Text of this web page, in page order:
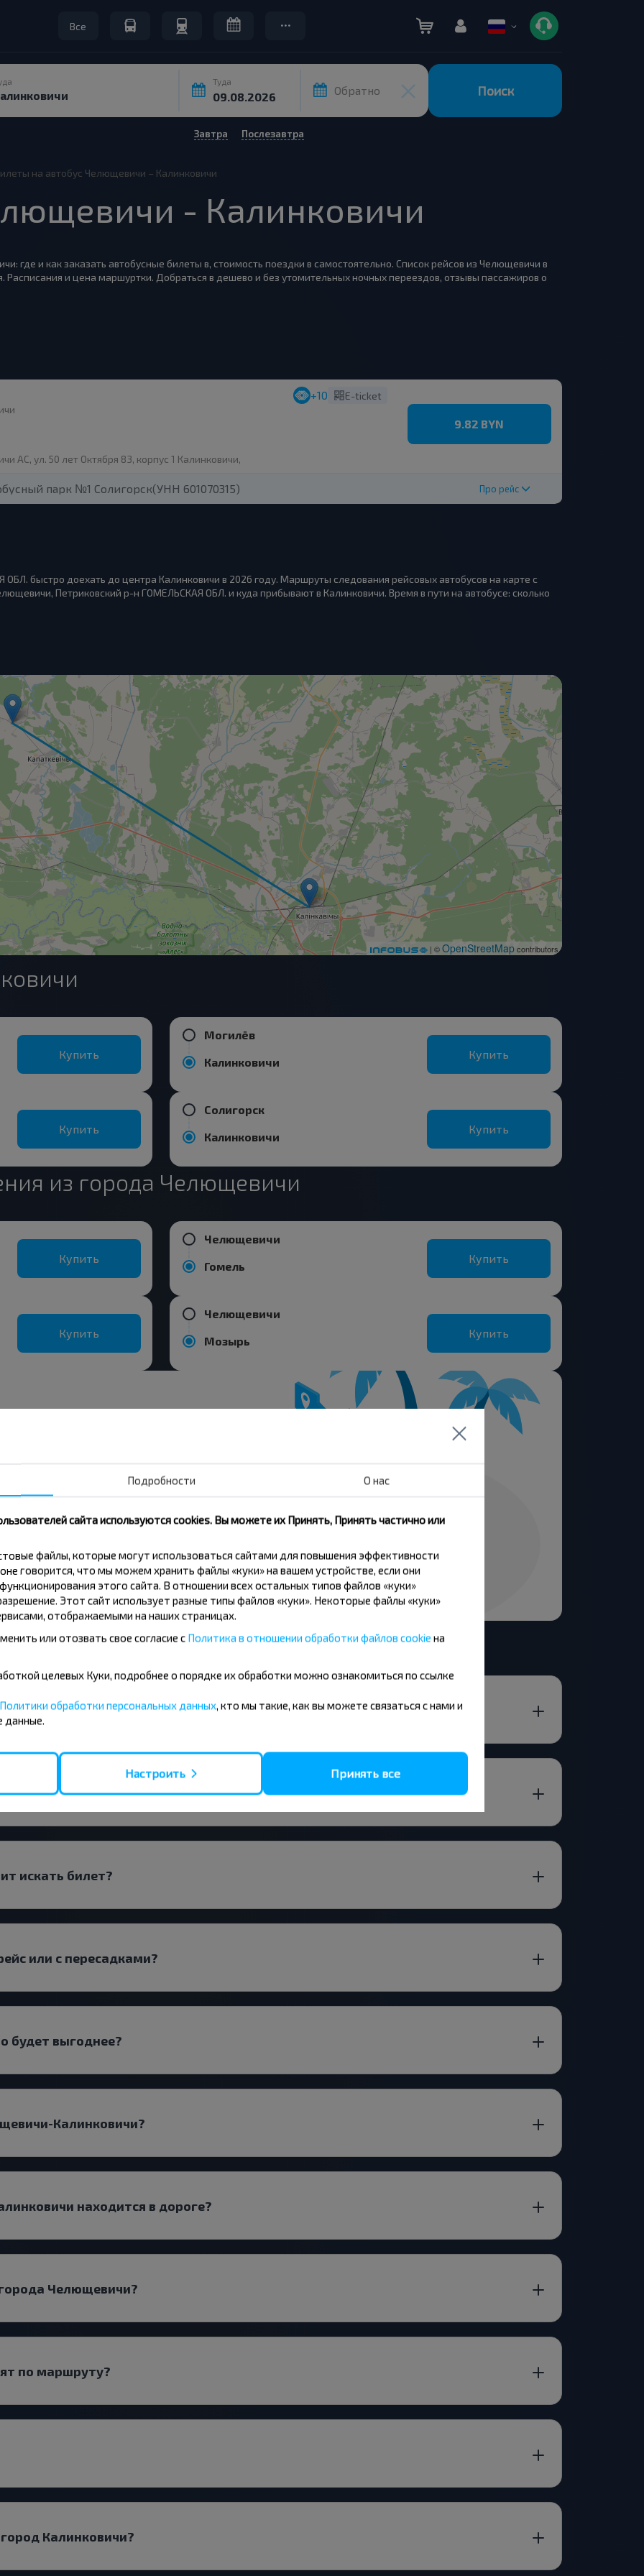
Все
Туда
Обратно Поиск
Завтра Послезавтра
на автобус Челющевичи – Калинковичи
- Калинковичи
где и как заказать автобусные билеты в, стоимость поездки в самостоятельно. Список рейсов из Челющевичи в
и цена маршуртки. Добраться в дешево и без утомительных ночных переездов, отзывы пассажиров о
АС, ул. 50 лет Октября 83, корпус 1 Калинковичи,
+10 E-ticket
9.82 BYN
парк №1 Солигорск(УНН 601070315) Про рейс
быстро доехать до центра Калинковичи в 2026 году. Маршруты следования рейсовых автобусов на карте с
Петриковский р-н ГОМЕЛЬСКАЯ ОБЛ. и куда прибывают в Калинковичи. Время в пути на автобусе: сколько
| ©OpenStreetMapcontributors
Купить
Купить
Могилёв
Калинковичи
Купить
Солигорск
Калинковичи
Купить
из города Челющевичи
Купить
Купить
Челющевичи
Гомель
Купить
Челющевичи
Мозырь
Купить
получение новостей и
Челющевичи-Калинковичи?
искать билет?
или с пересадками?
будет выгоднее?
Калинковичи?
находится в дороге?
Челющевичи?
по маршруту?
Калинковичи?
Подробности О нас
сайта используются cookies. Вы можете их Принять, Принять частично или
файлы, которые могут использоваться сайтами для повышения эффективности
говорится, что мы можем хранить файлы «куки» на вашем устройстве, если они
этого сайта. В отношении всех остальных типов файлов «куки»
Этот сайт использует разные типы файлов «куки». Некоторые файлы «куки»
отображаемыми на наших страницах.
или отозвать свое согласие с Политика в отношении обработки файлов cookie на
целевых Куки, подробнее о порядке их обработки можно ознакомиться по ссылке
Политики обработки персональных данных, кто мы такие, как вы можете связаться с нами и
данные.
Настроить Принять все